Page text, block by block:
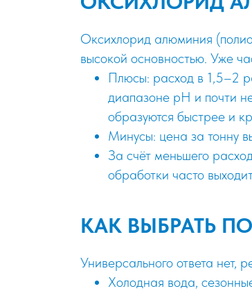
Оксихлорид алюминия
высокой основностью. Уже
Плюсы: расход в 1,5–2
диапазоне pH и почти
образуются быстрее и
Минусы: цена за тонну
За счёт меньшего
обработки часто
КАК ВЫБРАТЬ
Универсального ответа нет,
Холодная вода,